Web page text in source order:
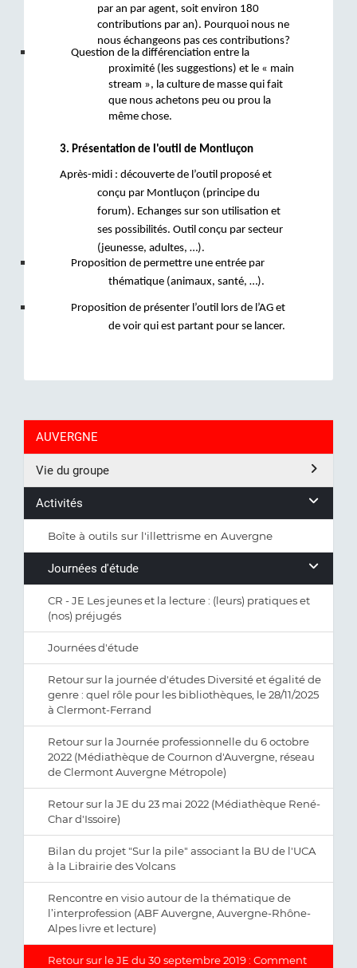
par an par agent, soit environ 180
contributions par an). Pourquoi nous ne
nous échangeons pas ces contributions?
Question de la différenciation entre la
proximité (les suggestions) et le « main
stream », la culture de masse qui fait
que nous achetons peu ou prou la
même chose.
3. Présentation de l'outil de Montluçon
Après-midi : découverte de l’outil proposé et
conçu par Montluçon (principe du
forum). Echanges sur son utilisation et
ses possibilités. Outil conçu par secteur
(jeunesse, adultes, …).
Proposition de permettre une entrée par
thématique (animaux, santé, …).
Proposition de présenter l’outil lors de l’AG et
de voir qui est partant pour se lancer.
AUVERGNE
Vie du groupe
Activités
Boîte à outils sur l'illettrisme en Auvergne
Journées d'étude
CR - JE Les jeunes et la lecture : (leurs) pratiques et
(nos) préjugés
Journées d'étude
Retour sur la journée d'études Diversité et égalité de
genre : quel rôle pour les bibliothèques, le 28/11/2025
à Clermont-Ferrand
Retour sur la Journée professionnelle du 6 octobre
2022 (Médiathèque de Cournon d'Auvergne, réseau
de Clermont Auvergne Métropole)
Retour sur la JE du 23 mai 2022 (Médiathèque René-
Char d'Issoire)
Bilan du projet "Sur la pile" associant la BU de l'UCA
à la Librairie des Volcans
Rencontre en visio autour de la thématique de
l’interprofession (ABF Auvergne, Auvergne-Rhône-
Alpes livre et lecture)
Retour sur le JE du 30 septembre 2019 : Comment